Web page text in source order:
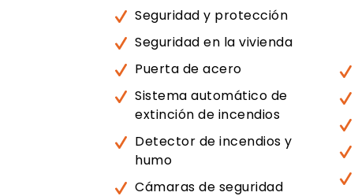
Seguridad y protección
Seguridad en la vivienda
Puerta de acero
Sistema automático de
extinción de incendios
Detector de incendios y
humo
Cámaras de seguridad